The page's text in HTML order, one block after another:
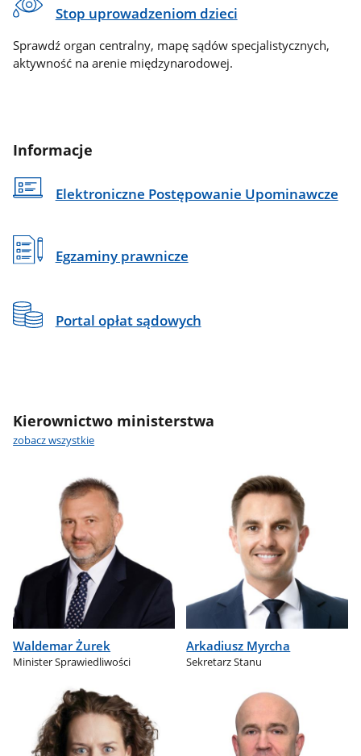
Stop uprowadzeniom dzieci
Sprawdź organ centralny, mapę sądów specjalistycznych,
aktywność na arenie międzynarodowej.
Informacje
Elektroniczne Postępowanie Upominawcze
Egzaminy prawnicze
Portal opłat sądowych
Kierownictwo ministerstwa
zobacz wszystkie
Waldemar Żurek
Minister Sprawiedliwości
Arkadiusz Myrcha
Sekretarz Stanu